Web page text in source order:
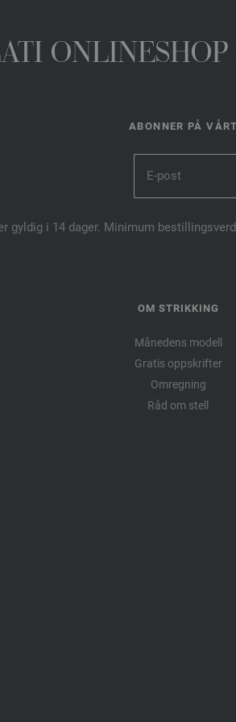
ABONNER PÅ
gyldig i 14 dager. Minimum
OM STRIKKING
Månedens modell
Gratis oppskrifter
Omregning
Råd om stell